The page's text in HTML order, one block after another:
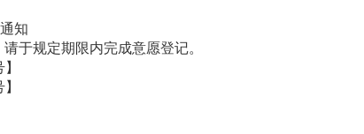
知
于规定期限内完成意愿登记。